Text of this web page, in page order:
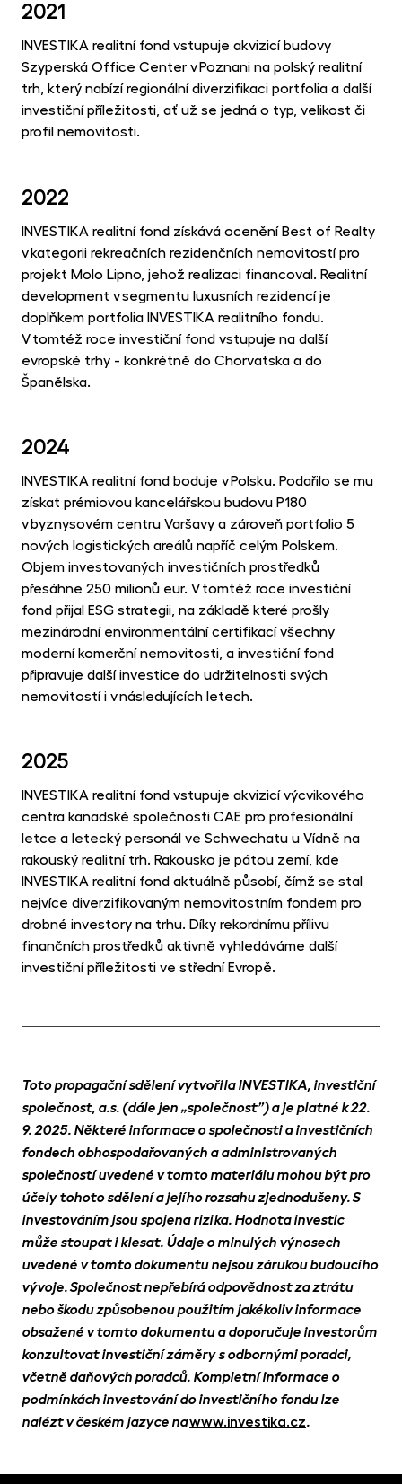
2021
INVESTIKA realitní fond vstupuje akvizicí budovy
Szyperská Office Center v Poznani na polský realitní
trh, který nabízí regionální diverzifikaci portfolia a další
investiční příležitosti, ať už se jedná o typ, velikost či
profil nemovitosti.
2022
INVESTIKA realitní fond získává ocenění Best of Realty
v kategorii rekreačních rezidenčních nemovitostí pro
projekt Molo Lipno, jehož realizaci financoval. Realitní
development v segmentu luxusních rezidencí je
doplňkem portfolia INVESTIKA realitního fondu.
V tomtéž roce investiční fond vstupuje na další
evropské trhy - konkrétně do Chorvatska a do
Španělska.
2024
INVESTIKA realitní fond boduje v Polsku. Podařilo se mu
získat prémiovou kancelářskou budovu P180
v byznysovém centru Varšavy a zároveň portfolio 5
nových logistických areálů napříč celým Polskem.
Objem investovaných investičních prostředků
přesáhne 250 milionů eur. V tomtéž roce investiční
fond přijal ESG strategii, na základě které prošly
mezinárodní environmentální certifikací všechny
moderní komerční nemovitosti, a investiční fond
připravuje další investice do udržitelnosti svých
nemovitostí i v následujících letech.
2025
INVESTIKA realitní fond vstupuje akvizicí výcvikového
centra kanadské společnosti CAE pro profesionální
letce a letecký personál ve Schwechatu u Vídně na
rakouský realitní trh. Rakousko je pátou zemí, kde
INVESTIKA realitní fond aktuálně působí, čímž se stal
nejvíce diverzifikovaným nemovitostním fondem pro
drobné investory na trhu. Díky rekordnímu přílivu
finančních prostředků aktivně vyhledáváme další
investiční příležitosti ve střední Evropě.
Toto propagační sdělení vytvořila INVESTIKA, investiční
společnost, a.s. (dále jen „společnost”) a je platné k 22.
9. 2025. Některé informace o společnosti a investičních
fondech obhospodařovaných a administrovaných
společností uvedené v tomto materiálu mohou být pro
účely tohoto sdělení a jejího rozsahu zjednodušeny. S
investováním jsou spojena rizika. Hodnota investic
může stoupat i klesat. Údaje o minulých výnosech
uvedené v tomto dokumentu nejsou zárukou budoucího
vývoje. Společnost nepřebírá odpovědnost za ztrátu
nebo škodu způsobenou použitím jakékoliv informace
obsažené v tomto dokumentu a doporučuje investorům
konzultovat investiční záměry s odbornými poradci,
včetně daňových poradců. Kompletní informace o
podmínkách investování do investičního fondu lze
nalézt v českém jazyce nawww.investika.cz.